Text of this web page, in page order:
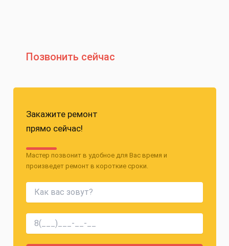
Позвонить сейчас
Закажите ремонт
прямо сейчас!
Мастер позвонит в удобное для Вас время и
произведет ремонт в короткие сроки.